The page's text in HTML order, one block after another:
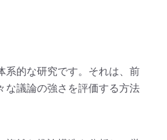
系的な研究です。それは、前
な議論の強さを評価する方法